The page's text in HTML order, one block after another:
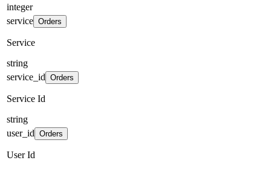
integer
service Orders
Service
string
service_id Orders
Service Id
string
user_id Orders
User Id